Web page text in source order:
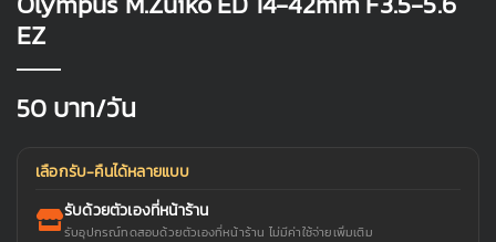
EZ
50 บาท/วัน
เลือกรับ-คืนได้หลายแบบ
รับด้วยตัวเองที่หน้าร้าน
รับอุปกรณ์ทดสอบด้วยตัวเองที่หน้าร้าน ไม่มีค่าใช้จ่ายเพิ่มเติม